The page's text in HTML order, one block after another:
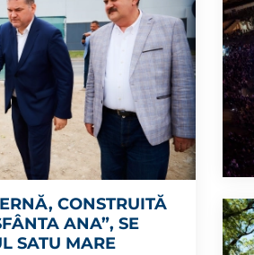
CONSTRUITĂ
ANA”, SE
SATU MARE